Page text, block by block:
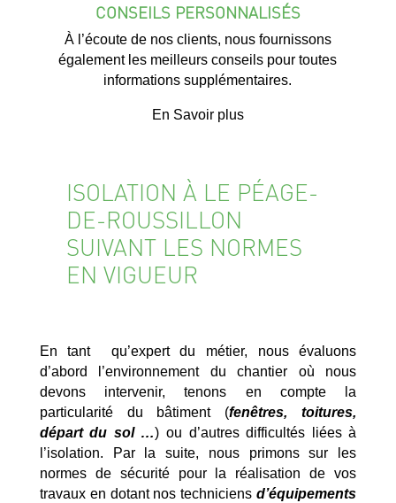
CONSEILS PERSONNALISÉS
À l’écoute de nos clients, nous fournissons
également les meilleurs conseils pour toutes
informations supplémentaires.
En Savoir plus
ISOLATION À LE PÉAGE-
DE-ROUSSILLON
SUIVANT LES NORMES
EN VIGUEUR
En tant qu’expert du métier, nous évaluons
d’abord l’environnement du chantier où nous
devons intervenir, tenons en compte la
particularité du bâtiment (fenêtres, toitures,
départ du sol …) ou d’autres difficultés liées à
l’isolation. Par la suite, nous primons sur les
normes de sécurité pour la réalisation de vos
travaux en dotant nos techniciensd’équipements